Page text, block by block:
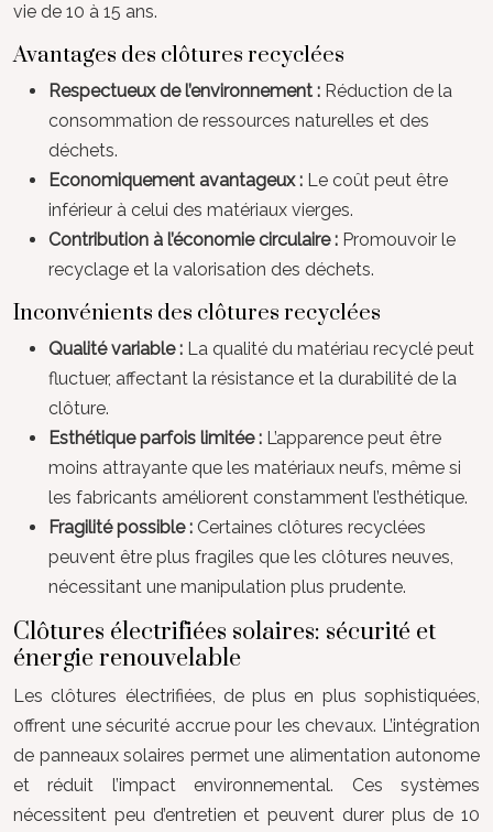
vie de 10 à 15 ans.
Avantages des clôtures recyclées
Respectueux de l’environnement : Réduction de la
consommation de ressources naturelles et des
déchets.
Economiquement avantageux : Le coût peut être
inférieur à celui des matériaux vierges.
Contribution à l’économie circulaire : Promouvoir le
recyclage et la valorisation des déchets.
Inconvénients des clôtures recyclées
Qualité variable : La qualité du matériau recyclé peut
fluctuer, affectant la résistance et la durabilité de la
clôture.
Esthétique parfois limitée : L’apparence peut être
moins attrayante que les matériaux neufs, même si
les fabricants améliorent constamment l’esthétique.
Fragilité possible : Certaines clôtures recyclées
peuvent être plus fragiles que les clôtures neuves,
nécessitant une manipulation plus prudente.
Clôtures électrifiées solaires: sécurité et
énergie renouvelable
Les clôtures électrifiées, de plus en plus sophistiquées,
offrent une sécurité accrue pour les chevaux. L’intégration
de panneaux solaires permet une alimentation autonome
et réduit l’impact environnemental. Ces systèmes
nécessitent peu d’entretien et peuvent durer plus de 10